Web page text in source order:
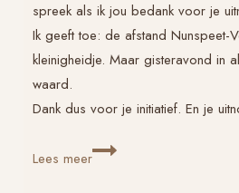
spreek als ik jou bedank voor je
Ik geeft toe: de afstand Nunspeet-
kleinigheidje. Maar gisteravond in
waard.
Dank dus voor je initiatief. En je
Lees meerMooie